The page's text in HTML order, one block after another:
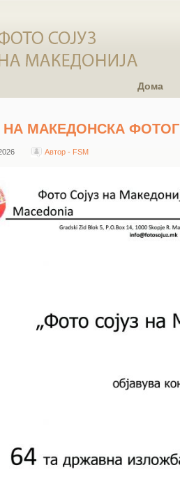
Дома
МАКЕДОНСКА
Автор - FSM